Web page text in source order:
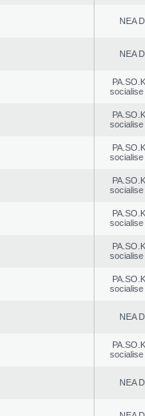
NEA
NEA
socialise
socialise
socialise
socialise
socialise
socialise
socialise
NEA
socialise
NEA